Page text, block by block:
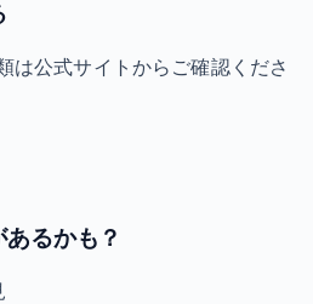
は公式サイトからご確認くださ
るかも？